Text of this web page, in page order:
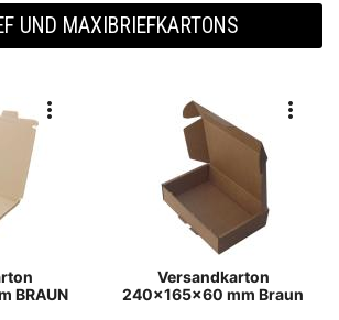
UND MAXIBRIEFKARTONS
BRAUN
Versandkarton
240x165x60 mm Braun